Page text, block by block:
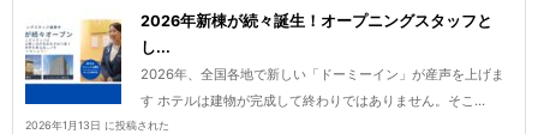
2026年新棟が続々誕生！オープニングスタッフと
し...
2026年、全国各地で新しい「ドーミーイン」が産声を上げま
す ホテルは建物が完成して終わりではありません。そこ...
2026年1月13日 に投稿された